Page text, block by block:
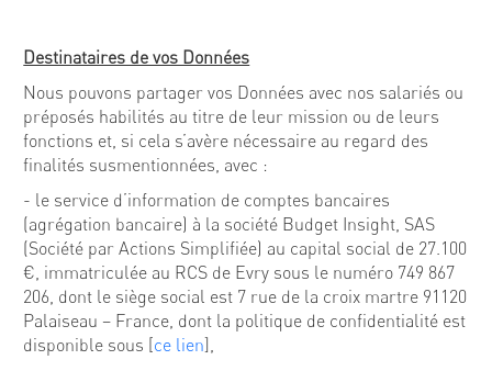
Destinataires de vos Données
Nous pouvons partager vos Données avec nos salariés ou
préposés habilités au titre de leur mission ou de leurs
fonctions et, si cela s’avère nécessaire au regard des
finalités susmentionnées, avec :
- le service d’information de comptes bancaires
(agrégation bancaire) à la société Budget Insight, SAS
(Société par Actions Simplifiée) au capital social de 27.100
€, immatriculée au RCS de Evry sous le numéro 749 867
206, dont le siège social est 7 rue de la croix martre 91120
Palaiseau – France, dont la politique de confidentialité est
disponible sous [ce lien],